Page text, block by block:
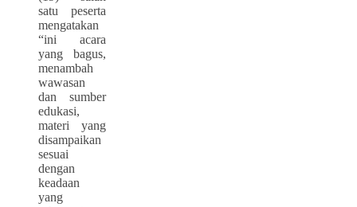
satu peserta
mengatakan
“ini acara
yang bagus,
menambah
wawasan
dan sumber
edukasi,
materi yang
disampaikan
sesuai
dengan
keadaan
yang